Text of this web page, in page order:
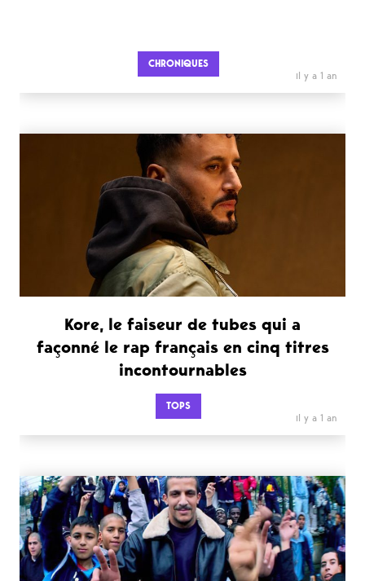
CHRONIQUES
il y a 1 an
Kore, le faiseur de tubes qui a
façonné le rap français en cinq titres
incontournables
TOPS
il y a 1 an